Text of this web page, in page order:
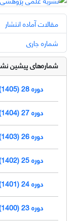
مقالات آماده انتشار
شماره جاری
شماره‌های پیشین
دوره 28 (1405)
دوره 27 (1404)
دوره 26 (1403)
دوره 25 (1402)
دوره 24 (1401)
دوره 23 (1400)